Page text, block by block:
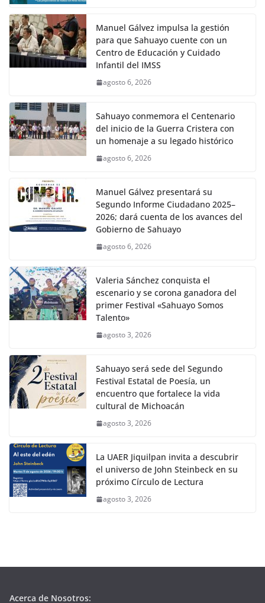
Manuel Gálvez impulsa la gestión
para que Sahuayo cuente con un
Centro de Educación y Cuidado
Infantil del IMSS
agosto 6, 2026
Sahuayo conmemora el Centenario
del inicio de la Guerra Cristera con
un homenaje a su legado histórico
agosto 6, 2026
Manuel Gálvez presentará su
Segundo Informe Ciudadano 2025–
2026; dará cuenta de los avances del
Gobierno de Sahuayo
agosto 6, 2026
Valeria Sánchez conquista el
escenario y se corona ganadora del
primer Festival «Sahuayo Somos
Talento»
agosto 3, 2026
Sahuayo será sede del Segundo
Festival Estatal de Poesía, un
encuentro que fortalece la vida
cultural de Michoacán
agosto 3, 2026
La UAER Jiquilpan invita a descubrir
el universo de John Steinbeck en su
próximo Círculo de Lectura
agosto 3, 2026
Acerca de Nosotros: